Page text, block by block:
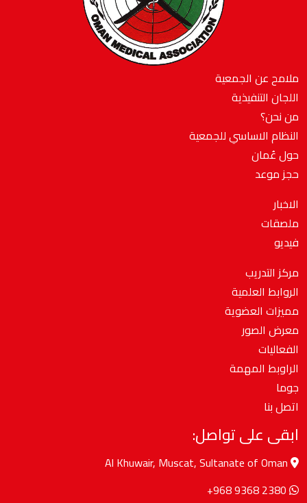
ملامح عن الجمعية
اللجان التنفيذية
من نحن؟
النظام الاساسي للجمعية
حول عُمان
حجز موعد
الاخبار
ملصقات
فيديو
مركز التدريب
الروابط العلمية
مميزات العضوية
معرض الصور
الفعاليات
الراوبط المهمة
جوما
اتصل بنا
ابقى على تواصل:
+968 9368 2380